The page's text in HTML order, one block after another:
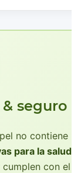
seguro
no contiene
para la salud
con el